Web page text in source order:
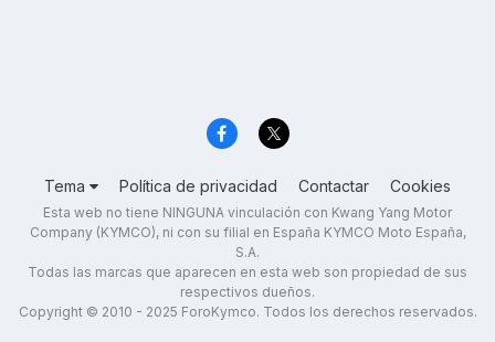
Tema Política de privacidad Contactar Cookies
Esta web no tiene NINGUNA vinculación con Kwang Yang Motor
Company (KYMCO), ni con su filial en España KYMCO Moto España,
S.A.
Todas las marcas que aparecen en esta web son propiedad de sus
respectivos dueños.
Copyright © 2010 - 2025 ForoKymco. Todos los derechos reservados.